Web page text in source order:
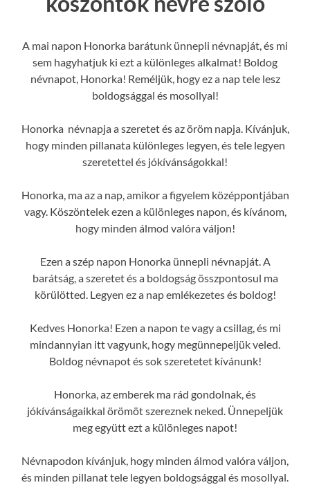
A mai napon Honorka barátunk ünnepli névnapját, és mi
sem hagyhatjuk ki ezt a különleges alkalmat! Boldog
névnapot, Honorka! Reméljük, hogy ez a nap tele lesz
boldogsággal és mosollyal!
Honorka névnapja a szeretet és az öröm napja. Kívánjuk,
hogy minden pillanata különleges legyen, és tele legyen
szeretettel és jókívánságokkal!
Honorka, ma az a nap, amikor a figyelem középpontjában
vagy. Köszöntelek ezen a különleges napon, és kívánom,
hogy minden álmod valóra váljon!
Ezen a szép napon Honorka ünnepli névnapját. A
barátság, a szeretet és a boldogság összpontosul ma
körülötted. Legyen ez a nap emlékezetes és boldog!
Kedves Honorka! Ezen a napon te vagy a csillag, és mi
mindannyian itt vagyunk, hogy megünnepeljük veled.
Boldog névnapot és sok szeretetet kívánunk!
Honorka, az emberek ma rád gondolnak, és
jókívánságaikkal örömöt szereznek neked. Ünnepeljük
meg együtt ezt a különleges napot!
Névnapodon kívánjuk, hogy minden álmod valóra váljon,
és minden pillanat tele legyen boldogsággal és mosollyal.